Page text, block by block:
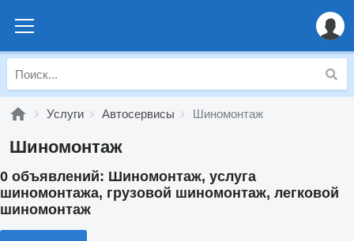
Услуги Автосервисы Шиномонтаж
Шиномонтаж
0 объявлений: Шиномонтаж, услуга
шиномонтажа, грузовой шиномонтаж, легковой
шиномонтаж